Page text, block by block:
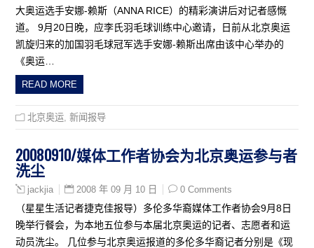
大奥运选手安娜-赖斯（ANNA RICE）的精彩演讲后对记者感慨
道。 9月20日晚，应李氏羽毛球训练中心邀请，日前从北京奥运
凯旋归来的加国羽毛球冠军选手安娜-赖斯出席由该中心举办的
《奥运…
READ MORE
北京奥运 ,新闻报导
20080910/媒体工作者协会为北京奥运参与者
洗尘
jackjia 2008 年 09 月 10 日 0 Comments
（星星生活记者捷克佳报导）多伦多华裔媒体工作者协会9月8日
晚举行餐会，为本地五位参与本届北京奥运的记者、志愿者和运
动员洗尘。 几位参与北京奥运报道的多伦多华裔记者分别是《现